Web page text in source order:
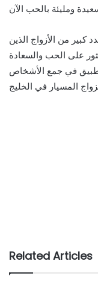
من الأزواج الذين
على الحب والسعادة
في جمع الأشخاص
Related Articles